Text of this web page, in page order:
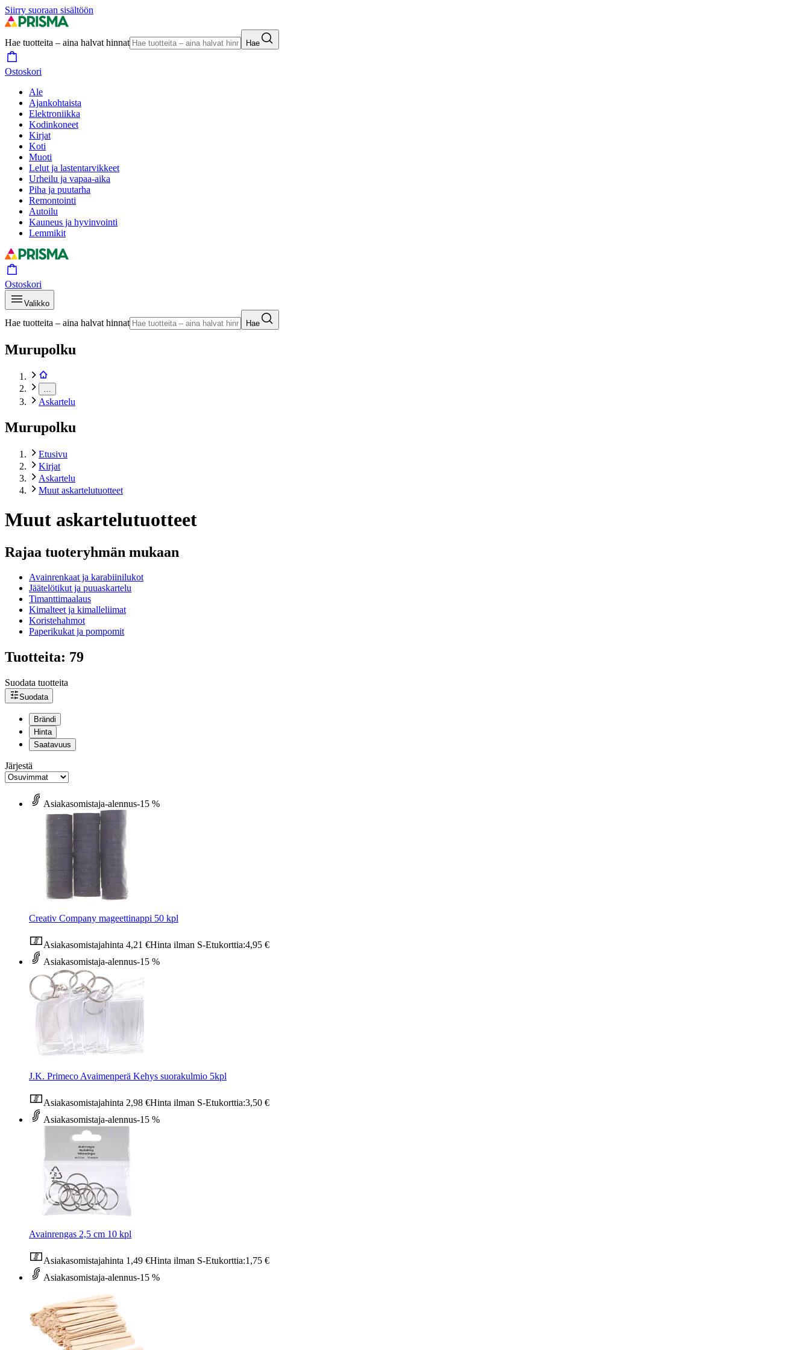
Siirry suoraan sisältöön
Hae tuotteita – aina halvat hinnat Hae
Ostoskori
Ale
Ajankohtaista
Elektroniikka
Kodinkoneet
Kirjat
Koti
Muoti
Lelut ja lastentarvikkeet
Urheilu ja vapaa-aika
Piha ja puutarha
Remontointi
Autoilu
Kauneus ja hyvinvointi
Lemmikit
Ostoskori
Valikko
Hae tuotteita – aina halvat hinnat Hae
Murupolku
Askartelu
Murupolku
Etusivu
Kirjat
Askartelu
Muut askartelutuotteet
Muut askartelutuotteet
Rajaa tuoteryhmän mukaan
Avainrenkaat ja karabiinilukot
Jäätelötikut ja puuaskartelu
Timanttimaalaus
Kimalteet ja kimalleliimat
Koristehahmot
Paperikukat ja pompomit
Tuotteita: 79
Suodata tuotteita
Suodata
Brändi
Hinta
Saatavuus
Järjestä
Asiakasomistaja-alennus-15 %
Creativ Company mageettinappi 50 kpl
Asiakasomistajahinta 4,21 €Hinta ilman S-Etukorttia:4,95 €
Asiakasomistaja-alennus-15 %
J.K. Primeco Avaimenperä Kehys suorakulmio 5kpl
Asiakasomistajahinta 2,98 €Hinta ilman S-Etukorttia:3,50 €
Asiakasomistaja-alennus-15 %
Avainrengas 2,5 cm 10 kpl
Asiakasomistajahinta 1,49 €Hinta ilman S-Etukorttia:1,75 €
Asiakasomistaja-alennus-15 %